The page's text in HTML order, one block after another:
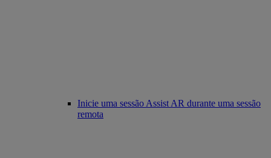
Inicie uma sessão Assist AR durante uma sessão
remota